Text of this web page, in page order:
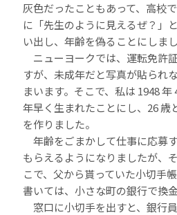
灰色だったこともあって、高校
に「先生のように見えるぜ？」
い出し、年齢を偽ることにしまし
ニューヨークでは、運転免許
すが、未成年だと写真が貼られ
まいます。そこで、私は 1948
年早く生まれたことにし、26 歳
を作りました。
年齢をごまかして仕事に応募
もらえるようになりましたが、
こで、父から貰っていた小切手
書いては、小さな町の銀行で換
窓口に小切手を出すと、銀行